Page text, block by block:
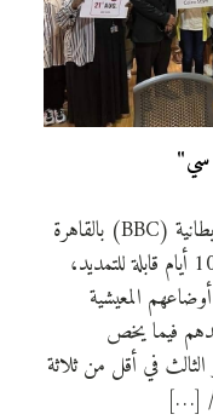
سي"
أعلن العاملون في مكتب هيئة الإذاعة البريطانية (BBC) بالقاهرة
عن دخولهم في إضراب عن العمل لمدة 10 أيام قابلة للتمديد،
المعيشية
فيما يخص
في أقل من ثلاثة
[…]